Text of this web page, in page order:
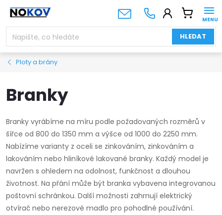
Přejít
obsah
HLEDAT
NÁKUPNÍ
KOŠÍK
Ploty a brány
Branky
Branky vyrábíme na míru podle požadovaných rozměrů v
šířce od 800 do 1350 mm a výšce od 1000 do 2250 mm.
Nabízíme varianty z oceli se zinkováním, zinkováním a
lakováním nebo hliníkové lakované branky. Každý model je
navržen s ohledem na odolnost, funkčnost a dlouhou
životnost. Na přání může být branka vybavena integrovanou
poštovní schránkou. Další možnosti zahrnují elektrický
otvírač nebo nerezové madlo pro pohodlné používání.